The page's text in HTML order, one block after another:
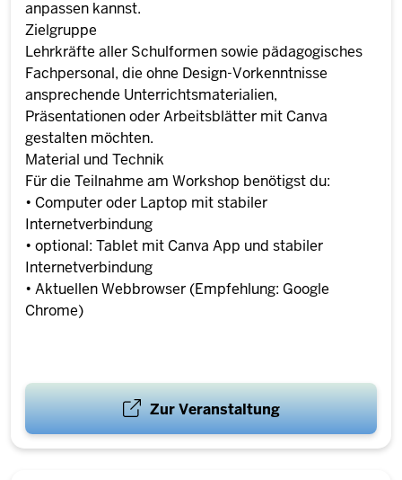
anpassen kannst.
Zielgruppe
Lehrkräfte aller Schulformen sowie pädagogisches
Fachpersonal, die ohne Design-Vorkenntnisse
ansprechende Unterrichtsmaterialien,
Präsentationen oder Arbeitsblätter mit Canva
gestalten möchten.
Material und Technik
Für die Teilnahme am Workshop benötigst du:
• Computer oder Laptop mit stabiler
Internetverbindung
• optional: Tablet mit Canva App und stabiler
Internetverbindung
• Aktuellen Webbrowser (Empfehlung: Google
Chrome)
Zur Veranstaltung